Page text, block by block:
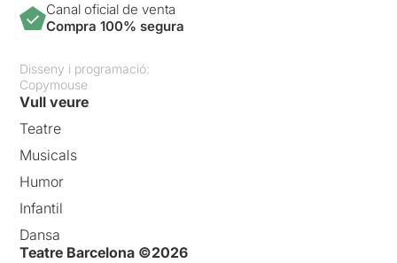
Canal oficial de venta
Compra 100% segura
Disseny i programació:
Copymouse
Vull veure
Teatre
Musicals
Humor
Infantil
Dansa
Teatre Barcelona ©2026